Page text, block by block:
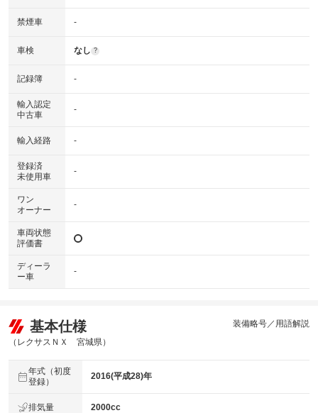
禁煙車 -
車検 なし ?
記録簿 -
輸入認定
中古車
-
輸入経路 -
登録済
未使用車
-
ワン
オーナー
-
車両状態
評価書
ディーラ
ー車
-
基本仕様
（レクサスＮＸ 宮城県）
装備略号／用語解説
年式（初度
登録）
2016(平成28)年
排気量 2000cc